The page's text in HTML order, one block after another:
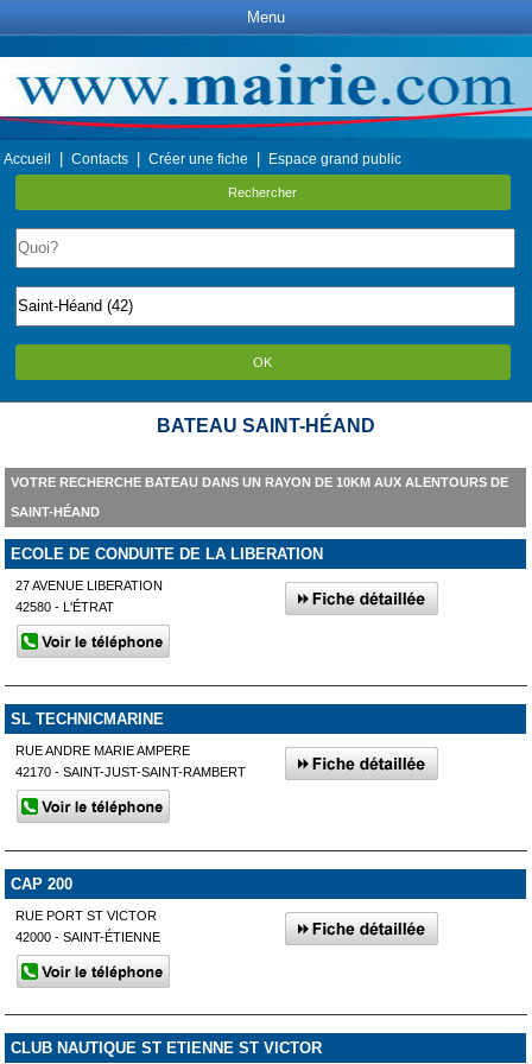
Menu
Accueil Contacts Créer une fiche Espace grand public
Rechercher
OK
BATEAU SAINT-HÉAND
VOTRE RECHERCHE BATEAU DANS UN RAYON DE 10KM AUX ALENTOURS DE
SAINT-HÉAND
ECOLE DE CONDUITE DE LA LIBERATION
27 AVENUE LIBERATION
42580 - L'ÉTRAT
SL TECHNICMARINE
RUE ANDRE MARIE AMPERE
42170 - SAINT-JUST-SAINT-RAMBERT
CAP 200
RUE PORT ST VICTOR
42000 - SAINT-ÉTIENNE
CLUB NAUTIQUE ST ETIENNE ST VICTOR